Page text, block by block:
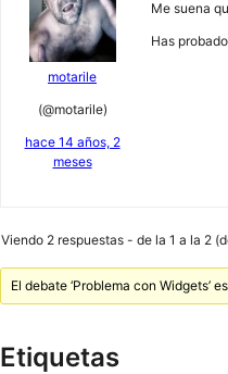
motarile
(@motarile)
hace 14 años, 2
meses
Me suena
Has
Viendo 2 respuestas - de la 1 a la 2
El debate ‘Problema con Widgets’
Etiquetas